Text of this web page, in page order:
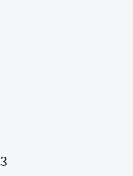
3